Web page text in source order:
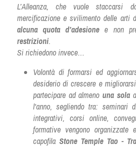
L’Alleanza, che vuole staccarsi
mercificazione e svilimento delle arti
alcuna quota d’adesione e non
restrizioni.
Si richiedono invece…
Volontà di formarsi ed
desiderio di crescere e
partecipare ad almeno una sola
l'anno, segliendo tra: seminari
integrativi, corsi online,
formative vengono organizzate
capofila Stone Temple Tao -